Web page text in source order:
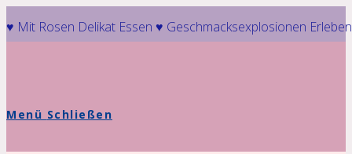
Inhalt
♥ Mit Rosen Delikat Essen ♥ Geschmacksexplosionen
Menü Schließen